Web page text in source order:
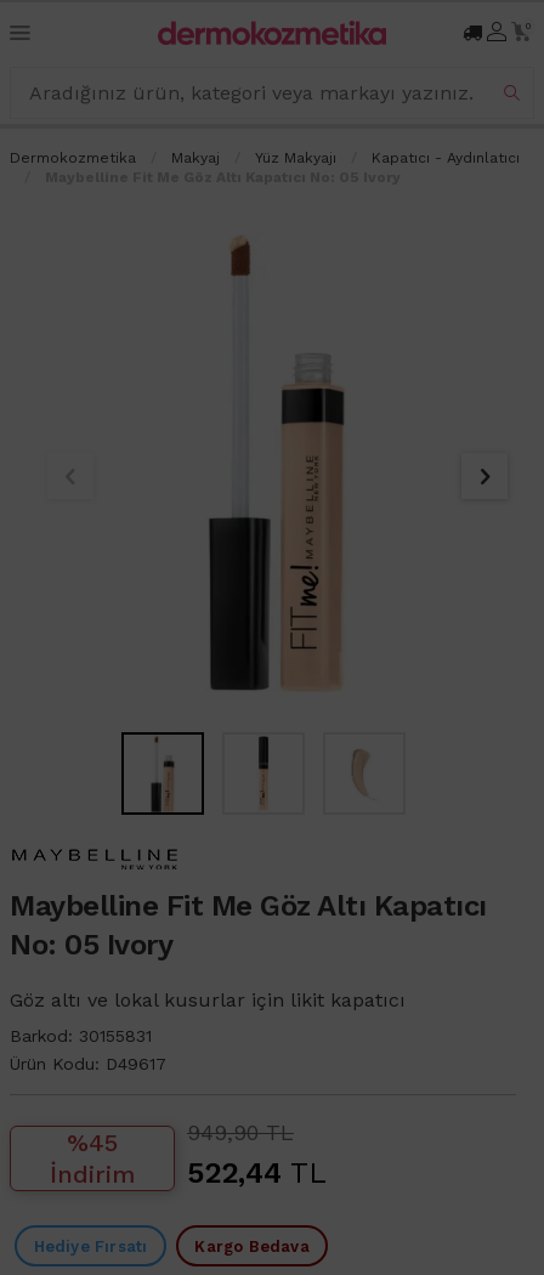
0
Dermokozmetika Makyaj Yüz Makyajı
Kapatıcı - Aydınlatıcı
Maybelline Fit Me Göz Altı Kapatıcı
No: 05 Ivory
Göz altı ve lokal kusurlar için likit kapatıcı
Barkod: 30155831
Ürün Kodu: D49617
%45
İndirim
949,90 TL
522,44 TL
Hediye Fırsatı Kargo Bedava